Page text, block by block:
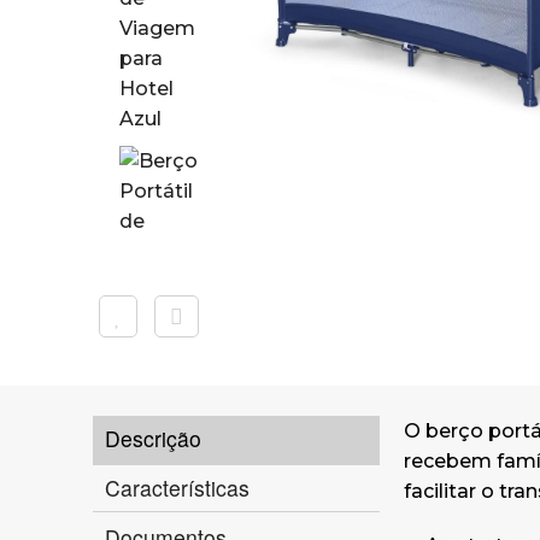
Descrição
Características
O berço
recebem
facilitar o